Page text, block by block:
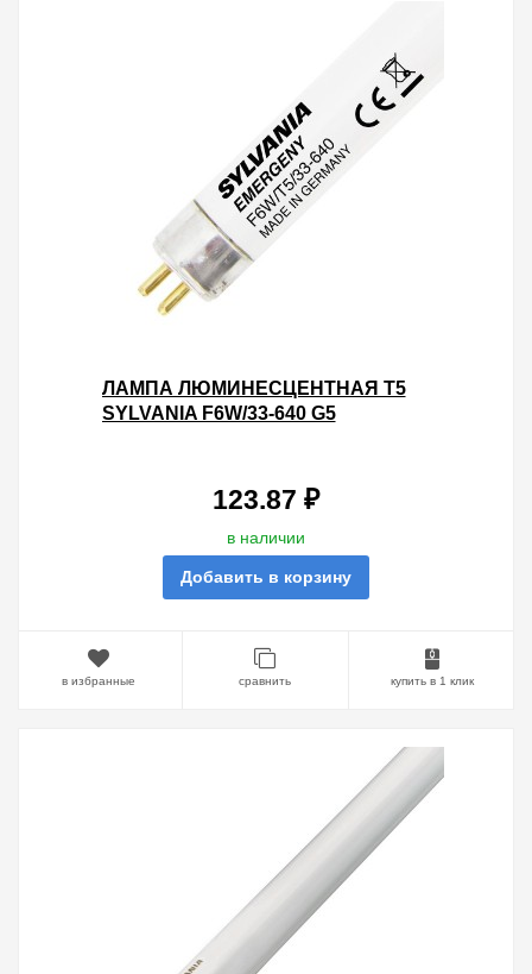
ЛАМПА ЛЮМИНЕСЦЕНТНАЯ T5
SYLVANIA F6W/33-640 G5
123.87 ₽
в наличии
Добавить в корзину
в избранные сравнить купить в 1 клик